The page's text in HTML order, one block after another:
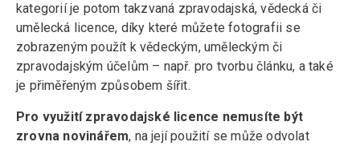
kategorií je potom takzvaná zpravodajská, vědecká či
umělecká licence, díky které můžete fotografii se
zobrazeným použít k vědeckým, uměleckým či
zpravodajským účelům – např. pro tvorbu článku, a také
je přiměřeným způsobem šířit.
Pro využití zpravodajské licence nemusíte být
zrovna novinářem, na její použití se může odvolat